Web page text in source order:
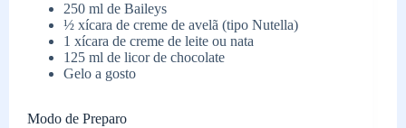
250 ml de Baileys
½ xícara de creme de avelã (tipo Nutella)
1 xícara de creme de leite ou nata
125 ml de licor de chocolate
Gelo a gosto
Modo de Preparo